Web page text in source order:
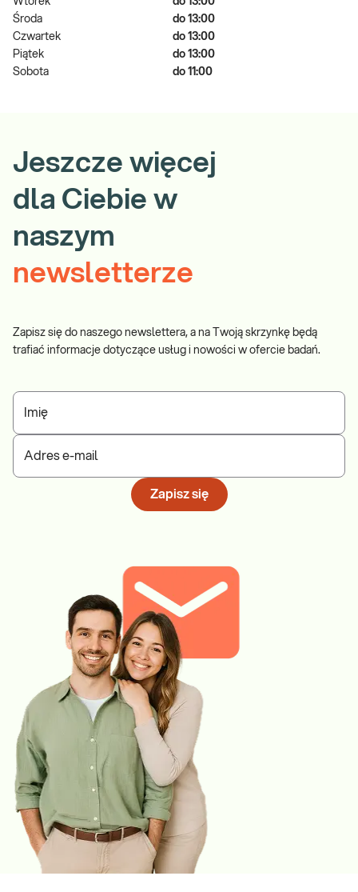
Środa
do 13:00
Czwartek
do 13:00
Piątek
do 13:00
Sobota
do 11:00
Jeszcze więcej
dla Ciebie w
naszym
newsletterze
Zapisz się do naszego newslettera, a na Twoją skrzynkę będą
trafiać informacje dotyczące usług i nowości w ofercie badań.
Imię
Adres e-mail
Zapisz się